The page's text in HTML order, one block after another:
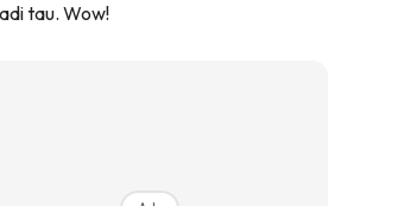
tau. Wow!